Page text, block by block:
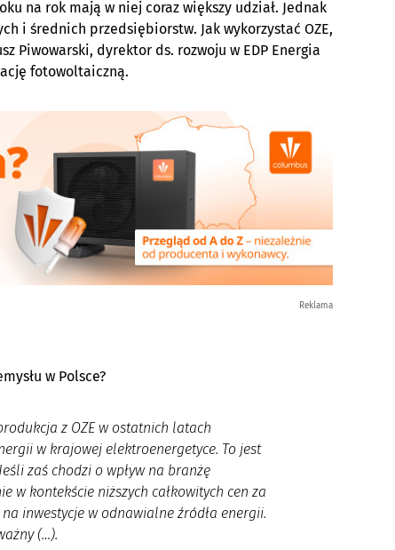
na rok mają w niej coraz większy udział. Jednak
i średnich przedsiębiorstw. Jak wykorzystać OZE,
Piwowarski, dyrektor ds. rozwoju w EDP Energia
fotowoltaiczną.
Reklama
w Polsce?
z OZE w ostatnich latach
w krajowej elektroenergetyce. To jest
zaś chodzi o wpływ na branżę
w kontekście niższych całkowitych cen za
inwestycje w odnawialne źródła energii.
(…).